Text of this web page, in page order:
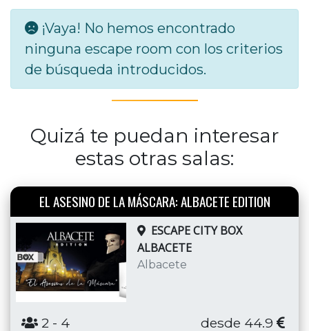
¡Vaya! No hemos encontrado
ninguna escape room con los criterios
de búsqueda introducidos.
Quizá te puedan interesar
estas otras salas:
EL ASESINO DE LA MÁSCARA: ALBACETE EDITION
ESCAPE CITY BOX
ALBACETE
Albacete
2 - 4 desde 44.9